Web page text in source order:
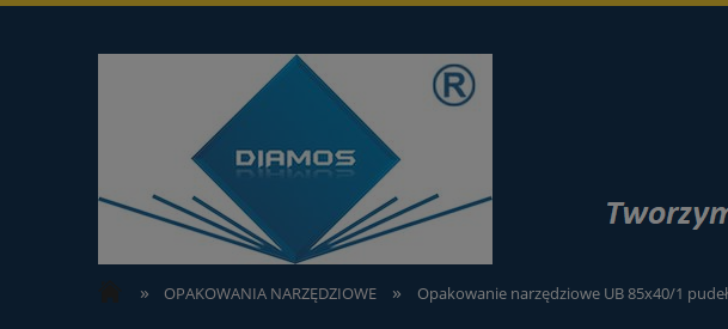
» OPAKOWANIA NARZĘDZIOWE » Opakowanie narzędziowe UB 85x40/1